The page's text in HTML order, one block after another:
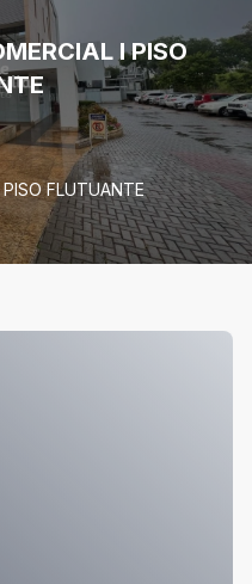
I PISO
FLUTUANTE